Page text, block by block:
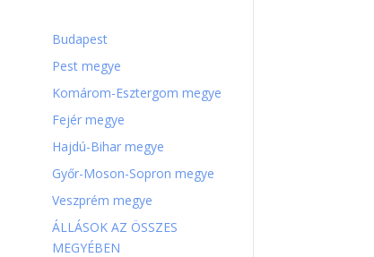
Budapest
Pest megye
Komárom-Esztergom megye
Fejér megye
Hajdú-Bihar megye
Győr-Moson-Sopron megye
Veszprém megye
ÁLLÁSOK AZ ÖSSZES
MEGYÉBEN